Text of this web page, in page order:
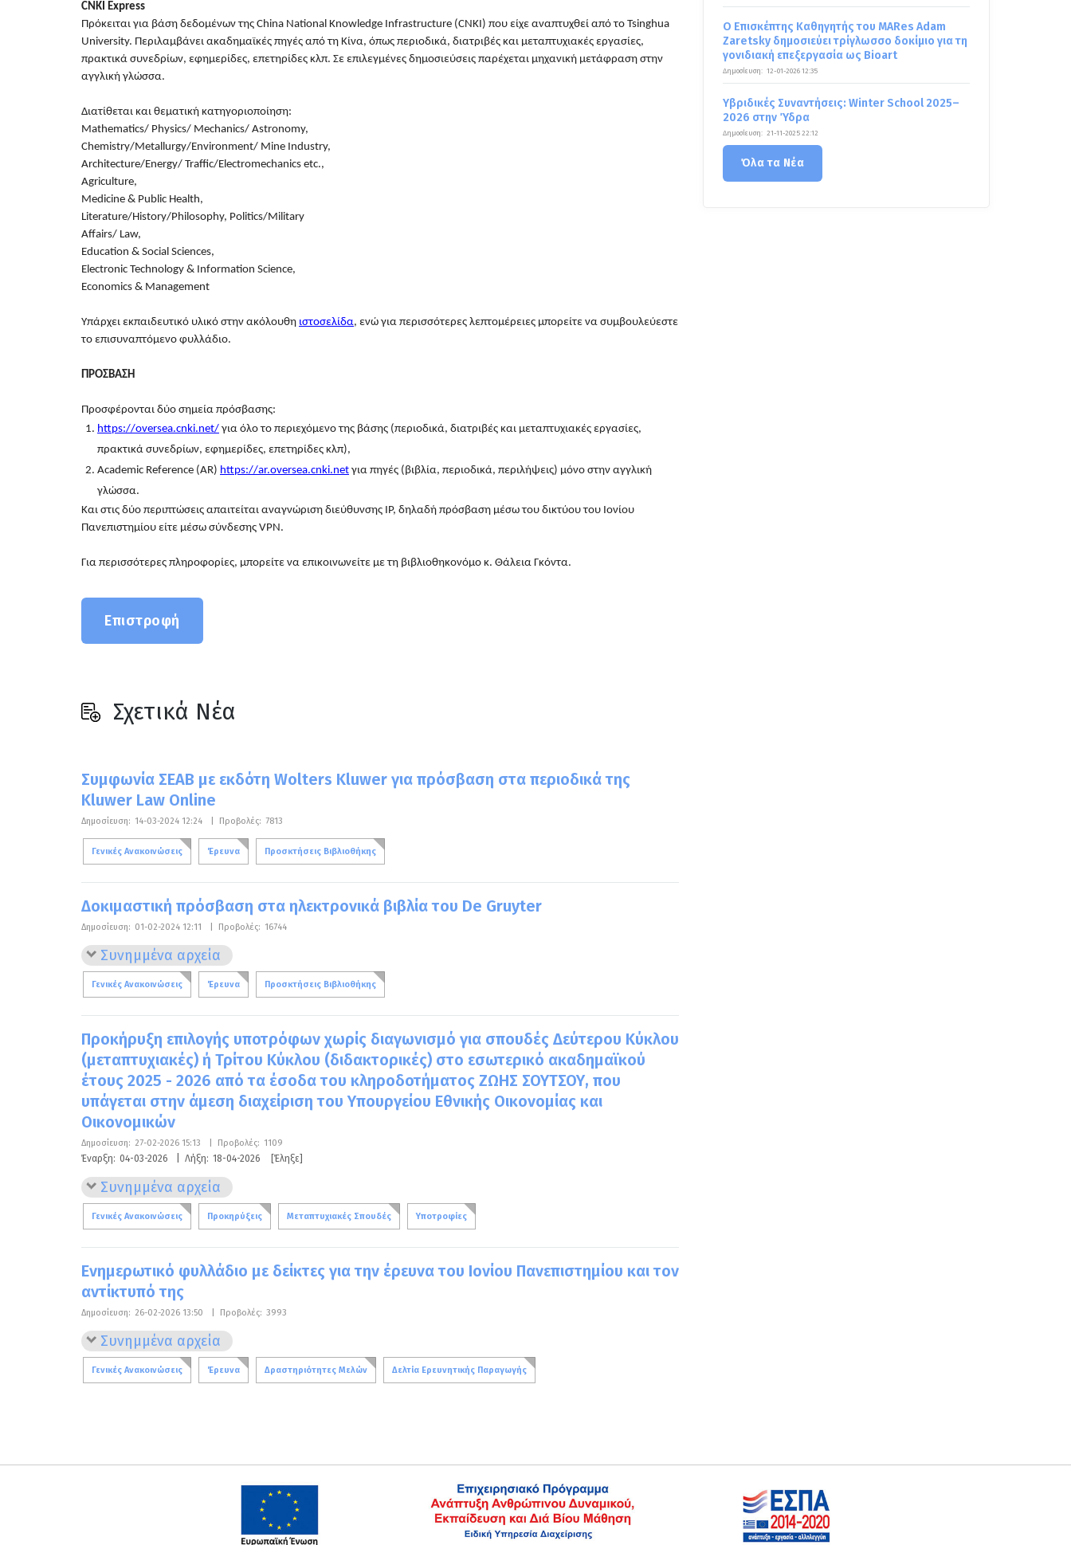
CNKI Express
Πρόκειται για βάση δεδομένων της China National Knowledge Infrastructure (CNKI) που είχε αναπτυχθεί από το Tsinghua
University. Περιλαμβάνει ακαδημαϊκές πηγές από τη Κίνα, όπως περιοδικά, διατριβές και μεταπτυχιακές εργασίες,
πρακτικά συνεδρίων, εφημερίδες, επετηρίδες κλπ. Σε επιλεγμένες δημοσιεύσεις παρέχεται μηχανική μετάφραση στην
αγγλική γλώσσα.
Διατίθεται και θεματική κατηγοριοποίηση:
Mathematics/ Physics/ Mechanics/ Astronomy,
Chemistry/Metallurgy/Environment/ Mine Industry,
Architecture/Energy/ Traffic/Electromechanics etc.,
Agriculture,
Medicine & Public Health,
Literature/History/Philosophy, Politics/Military
Affairs/ Law,
Education & Social Sciences,
Electronic Technology & Information Science,
Economics & Management
Υπάρχει εκπαιδευτικό υλικό στην ακόλουθη ιστοσελίδα, ενώ για περισσότερες λεπτομέρειες μπορείτε να συμβουλεύεστε
το επισυναπτόμενο φυλλάδιο.
ΠΡΟΣΒΑΣΗ
Προσφέρονται δύο σημεία πρόσβασης:
https://oversea.cnki.net/ για όλο το περιεχόμενο της βάσης (περιοδικά, διατριβές και μεταπτυχιακές εργασίες,
πρακτικά συνεδρίων, εφημερίδες, επετηρίδες κλπ),
Academic Reference (AR) https://ar.oversea.cnki.net για πηγές (βιβλία, περιοδικά, περιλήψεις) μόνο στην αγγλική
γλώσσα.
Και στις δύο περιπτώσεις απαιτείται αναγνώριση διεύθυνσης IP, δηλαδή πρόσβαση μέσω του δικτύου του Ιονίου
Πανεπιστημίου είτε μέσω σύνδεσης VPN.
Για περισσότερες πληροφορίες, μπορείτε να επικοινωνείτε με τη βιβλιοθηκονόμο κ. Θάλεια Γκόντα.
Επιστροφή
Σχετικά Νέα
Συμφωνία ΣΕΑΒ με εκδότη Wolters Kluwer για πρόσβαση στα περιοδικά της
Kluwer Law Online
Δημοσίευση: 14-03-2024 12:24 Προβολές: 7813
Γενικές Ανακοινώσεις Έρευνα Προσκτήσεις Βιβλιοθήκης
Δοκιμαστική πρόσβαση στα ηλεκτρονικά βιβλία του De Gruyter
Δημοσίευση: 01-02-2024 12:11 Προβολές: 16744
Συνημμένα αρχεία
Γενικές Ανακοινώσεις Έρευνα Προσκτήσεις Βιβλιοθήκης
Προκήρυξη επιλογής υποτρόφων χωρίς διαγωνισμό για σπουδές Δεύτερου Κύκλου
(μεταπτυχιακές) ή Τρίτου Κύκλου (διδακτορικές) στο εσωτερικό ακαδημαϊκού
έτους 2025 - 2026 από τα έσοδα του κληροδοτήματος ΖΩΗΣ ΣΟΥΤΣΟΥ, που
υπάγεται στην άμεση διαχείριση του Υπουργείου Εθνικής Οικονομίας και
Οικονομικών
Δημοσίευση: 27-02-2026 15:13 Προβολές: 1109
Έναρξη: 04-03-2026 Λήξη: 18-04-2026 [Έληξε]
Συνημμένα αρχεία
Γενικές Ανακοινώσεις Προκηρύξεις Μεταπτυχιακές Σπουδές Υποτροφίες
Ενημερωτικό φυλλάδιο με δείκτες για την έρευνα του Ιονίου Πανεπιστημίου και τον
αντίκτυπό της
Δημοσίευση: 26-02-2026 13:50 Προβολές: 3993
Συνημμένα αρχεία
Γενικές Ανακοινώσεις Έρευνα Δραστηριότητες Μελών Δελτία Ερευνητικής Παραγωγής
Ο Επισκέπτης Καθηγητής του MARes Adam
Zaretsky δημοσιεύει τρίγλωσσο δοκίμιο για τη
γονιδιακή επεξεργασία ως Bioart
Δημοσίευση: 12-01-2026 12:35
Υβριδικές Συναντήσεις: Winter School 2025–
2026 στην Ύδρα
Δημοσίευση: 21-11-2025 22:12
Όλα τα Νέα